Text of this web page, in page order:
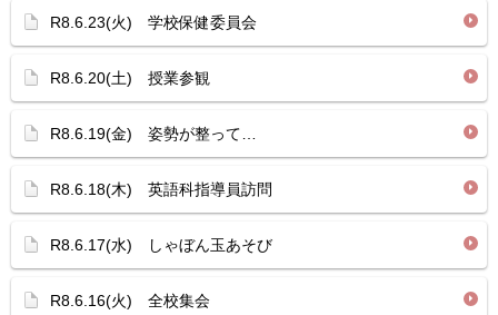
R8.6.23(火) 学校保健委員会
R8.6.20(土) 授業参観
R8.6.19(金) 姿勢が整って…
R8.6.18(木) 英語科指導員訪問
R8.6.17(水) しゃぼん玉あそび
R8.6.16(火) 全校集会